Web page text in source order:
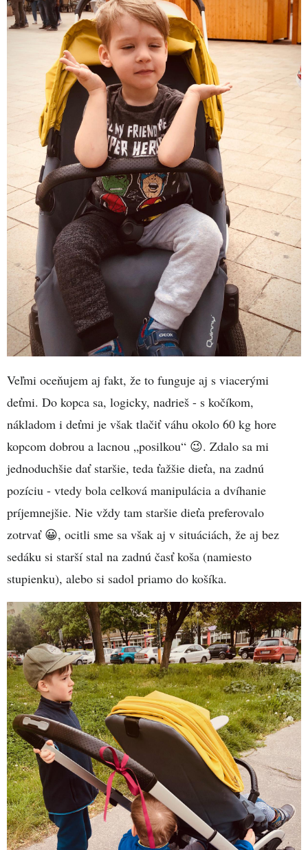
Veľmi oceňujem aj fakt, že to funguje aj s viacerými
deťmi. Do kopca sa, logicky, nadrieš - s kočíkom,
nákladom i deťmi je však tlačiť váhu okolo 60 kg hore
kopcom dobrou a lacnou „posilkou“ 😉. Zdalo sa mi
jednoduchšie dať staršie, teda ťažšie dieťa, na zadnú
pozíciu - vtedy bola celková manipulácia a dvíhanie
príjemnejšie. Nie vždy tam staršie dieťa preferovalo
zotrvať 😀, ocitli sme sa však aj v situáciách, že aj bez
sedáku si starší stal na zadnú časť koša (namiesto
stupienku), alebo si sadol priamo do košíka.